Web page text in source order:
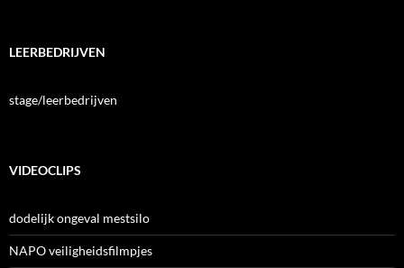
LEERBEDRIJVEN
stage/leerbedrijven
VIDEOCLIPS
dodelijk ongeval mestsilo
NAPO veiligheidsfilmpjes